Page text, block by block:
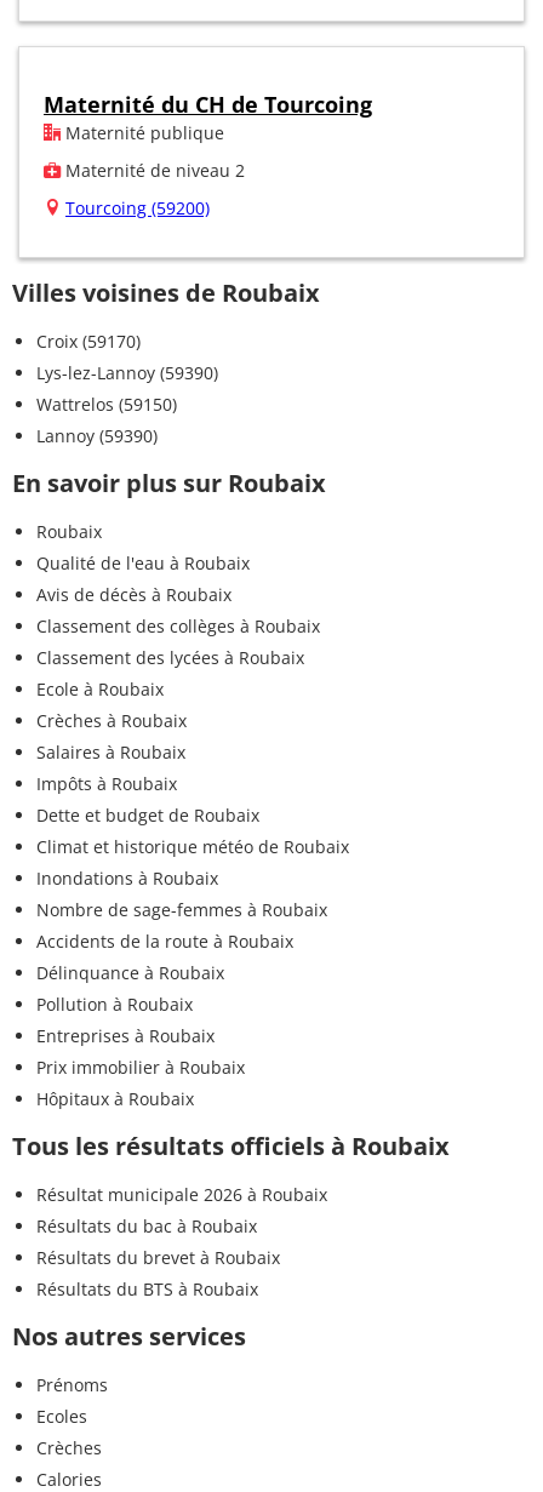
Maternité du CH de Tourcoing
Maternité publique
Maternité de niveau 2
Tourcoing (59200)
Villes voisines de Roubaix
Croix (59170)
Lys-lez-Lannoy (59390)
Wattrelos (59150)
Lannoy (59390)
En savoir plus sur Roubaix
Roubaix
Qualité de l'eau à Roubaix
Avis de décès à Roubaix
Classement des collèges à Roubaix
Classement des lycées à Roubaix
Ecole à Roubaix
Crèches à Roubaix
Salaires à Roubaix
Impôts à Roubaix
Dette et budget de Roubaix
Climat et historique météo de Roubaix
Inondations à Roubaix
Nombre de sage-femmes à Roubaix
Accidents de la route à Roubaix
Délinquance à Roubaix
Pollution à Roubaix
Entreprises à Roubaix
Prix immobilier à Roubaix
Hôpitaux à Roubaix
Tous les résultats officiels à Roubaix
Résultat municipale 2026 à Roubaix
Résultats du bac à Roubaix
Résultats du brevet à Roubaix
Résultats du BTS à Roubaix
Nos autres services
Prénoms
Ecoles
Crèches
Calories